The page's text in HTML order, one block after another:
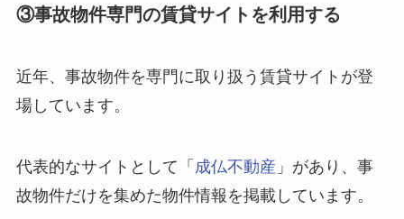
③事故物件専門の賃貸サイトを利用する
近年、事故物件を専門に取り扱う賃貸サイトが登
場しています。
代表的なサイトとして「 成仏不動産 」があり、事
故物件だけを集めた物件情報を掲載しています。